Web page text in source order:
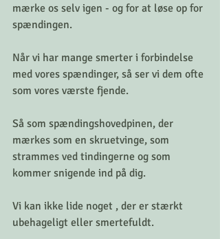
mærke os selv igen - og for at løse op for
spændingen.
Når vi har mange smerter i forbindelse
med vores spændinger, så ser vi dem ofte
som vores værste fjende.
Så som spændingshovedpinen, der
mærkes som en skruetvinge, som
strammes ved tindingerne og som
kommer snigende ind på dig.
Vi kan ikke lide noget , der er stærkt
ubehageligt eller smertefuldt.